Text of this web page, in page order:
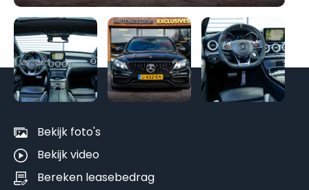
Bekijk foto's
Bekijk video
Bereken leasebedrag